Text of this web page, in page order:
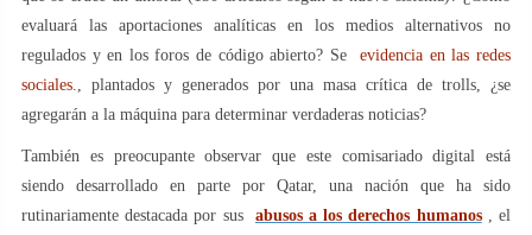
evaluará las aportaciones analíticas en los medios alternativos no
regulados y en los foros de código abierto? Seevidencia en las redes
sociales., plantados y generados por una masa crítica de trolls, ¿se
agregarán a la máquina para determinar verdaderas noticias?
También es preocupante observar que este comisariado digital está
siendo desarrollado en parte por Qatar, una nación que ha sido
rutinariamente destacada por sus abusos a los derechos humanos, el